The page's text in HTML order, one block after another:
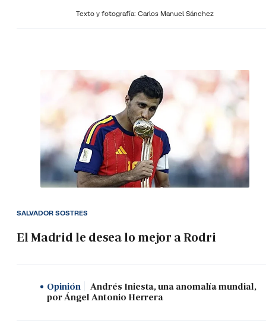
Texto y fotografía: Carlos Manuel Sánchez
El Madrid le desea lo mejor a Rodri
SALVADOR SOSTRES
Opinión
Andrés Iniesta, una anomalía mundial,
por Ángel Antonio Herrera